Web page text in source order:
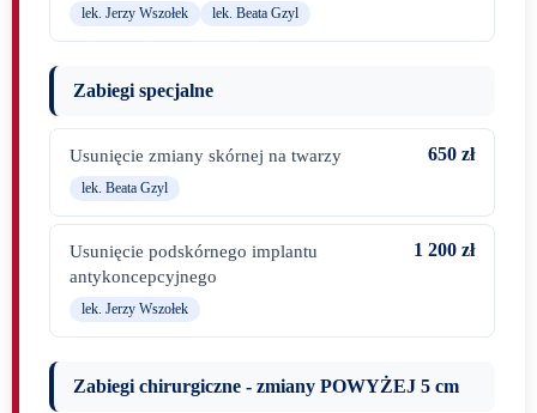
lek. Jerzy Wszołek lek. Beata Gzyl
Zabiegi specjalne
Usunięcie zmiany skórnej na twarzy
lek. Beata Gzyl
650 zł
Usunięcie podskórnego implantu
antykoncepcyjnego
lek. Jerzy Wszołek
1 200 zł
Zabiegi chirurgiczne - zmiany POWYŻEJ 5 cm